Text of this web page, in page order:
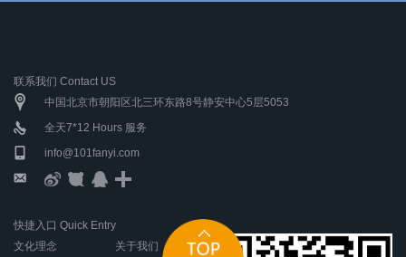
联系我们 Contact US
中国北京市朝阳区北三环东路8号静安中心5层5053
全天7*12 Hours 服务
info@101fanyi.com
快捷入口 Quick Entry
文化理念
关于我们